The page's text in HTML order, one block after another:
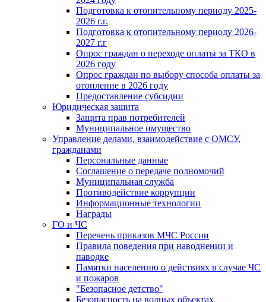
Подготовка к отопительному периоду 2025-
2026 г.г.
Подготовка к отопительному периоду 2026-
2027 г.г
Опрос граждан о переходе оплаты за ТКО в
2026 году
Опрос граждан по выбору способа оплаты за
отопление в 2026 году
Предоставление субсидии
Юридическая защита
Защита прав потребителей
Муниципальное имущество
Управление делами, взаимодействие с ОМСУ,
гражданами
Персональные данные
Соглашение о передаче полномочий
Муниципальная служба
Противодействие коррупции
Информационные технологии
Награды
ГО и ЧС
Перечень приказов МЧС России
Правила поведения при наводнении и
паводке
Памятки населению о действиях в случае ЧС
и пожаров
"Безопасное детство"
Безопасность на водных объектах